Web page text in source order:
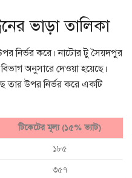
ভাড়া তালিকা
উপর নির্ভর করে। নাটোর টু সৈয়দপুর
অনুসারে দেওয়া হয়েছে।
উপর নির্ভর করে একটি
টিকেটের মূল্য (১৫% ভ্যাট)
১৮৫
৩৫৭